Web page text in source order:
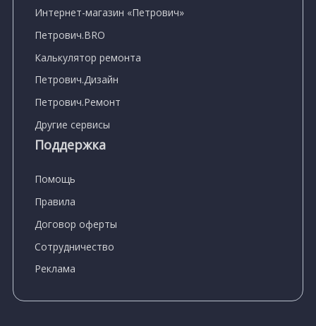
Интернет-магазин «Петрович»
Петрович.BRO
Калькулятор ремонта
Петрович.Дизайн
Петрович.Ремонт
Другие сервисы
Поддержка
Помощь
Правила
Договор оферты
Сотрудничество
Реклама